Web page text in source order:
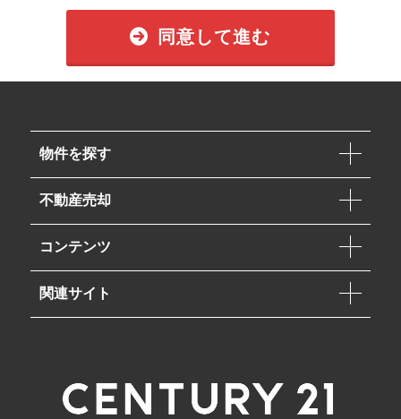
同意して進む
物件を探す
不動産売却
コンテンツ
関連サイト